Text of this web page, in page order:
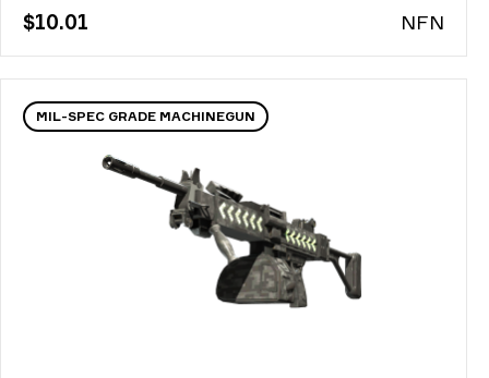
$10.01 NFN
MIL-SPEC GRADE MACHINEGUN